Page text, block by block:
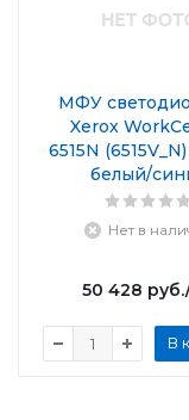
МФУ
Xerox
6515N
белый/
Нет в
50 428 руб.
В